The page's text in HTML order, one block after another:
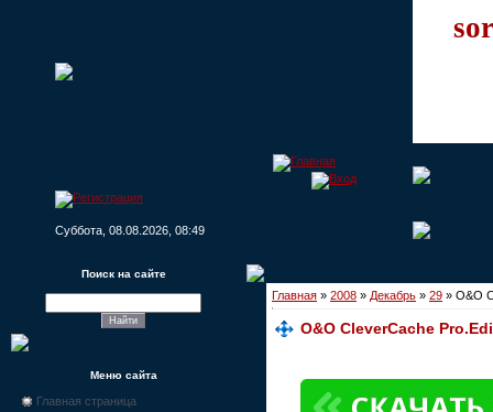
Суббота, 08.08.2026, 08:49
Поиск на сайте
Меню сайта
Главная страница
Главная » 2008 » Декабрь » 29 » О&О
О&О CleverCache